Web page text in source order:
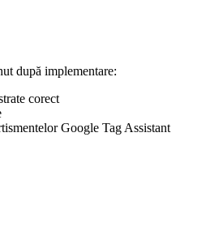
după implementare:
corect
Google Tag Assistant